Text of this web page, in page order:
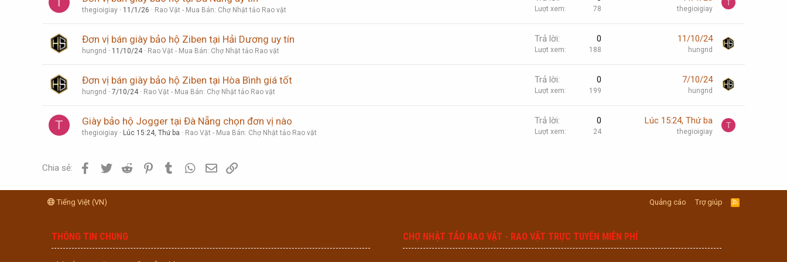
thegioigiay 11/1/26 Rao Vặt - Mua Bán: Chợ Nhật tảo Rao vặt Lượt xem 78 thegioigiay
T
Đơn vị bán giày bảo hộ Ziben tại Hải Dương uy tín
hungnd 11/10/24 Rao Vặt - Mua Bán: Chợ Nhật tảo Rao vặt
Trả lời 0
Lượt xem 188
11/10/24
hungnd
Đơn vị bán giày bảo hộ Ziben tại Hòa Bình giá tốt
hungnd 7/10/24 Rao Vặt - Mua Bán: Chợ Nhật tảo Rao vặt
Trả lời 0
Lượt xem 199
7/10/24
hungnd
T Giày bảo hộ Jogger tại Đà Nẵng chọn đơn vị nào
thegioigiay Lúc 15:24, Thứ ba Rao Vặt - Mua Bán: Chợ Nhật tảo Rao vặt
Trả lời 0
Lượt xem 24
Lúc 15:24, Thứ ba
thegioigiay
T
Chia sẻ: Facebook
Twitter Reddit PinterestTumblr WhatsApp
Email
Tiếng Việt (VN) Quảng cáo Trợ giúp
R
S
THÔNG TIN CHUNG CHỢ NHẬT TẢO RAO VẶT - RAO VẶT TRỰC TUYẾN MIỄN PHÍ